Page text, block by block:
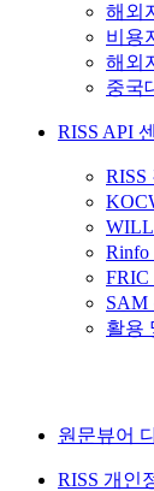
해외
비용
해외
중국
RISS API
RISS
FRIC
SAM
활용
원문뷰어
RISS 개인